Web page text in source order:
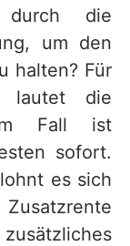
durch die
um den
halten? Für
lautet die
Fall ist
sofort.
es sich